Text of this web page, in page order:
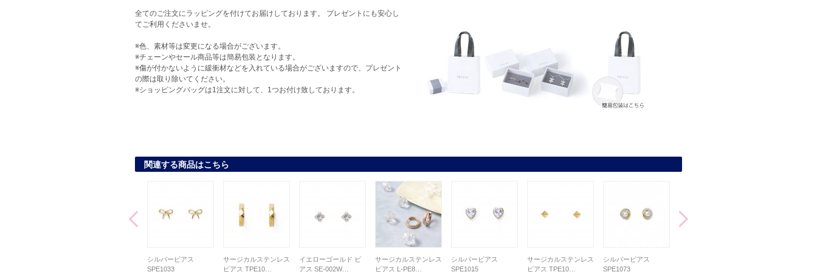
全てのご注文にラッピングを付けてお届けしております。 プレゼントにも安心し
てご利用くださいませ。
※色、素材等は変更になる場合がございます。
※チェーンやセール商品等は簡易包装となります。
※傷が付かないように緩衝材などを入れている場合がございますので、プレゼント
の際は取り除いてください。
※ショッピングバッグは1注文に対して、1つお付け致しております。
関連する商品はこちら
シルバーピアス
SPE1033
サージカルステンレス
ピアス TPE10…
イエローゴールド ピ
アス SE-002W…
サージカルステンレス
ピアス L-PE8…
シルバーピアス
SPE1015
サージカルステンレス
ピアス TPE10…
シルバーピアス
SPE1073